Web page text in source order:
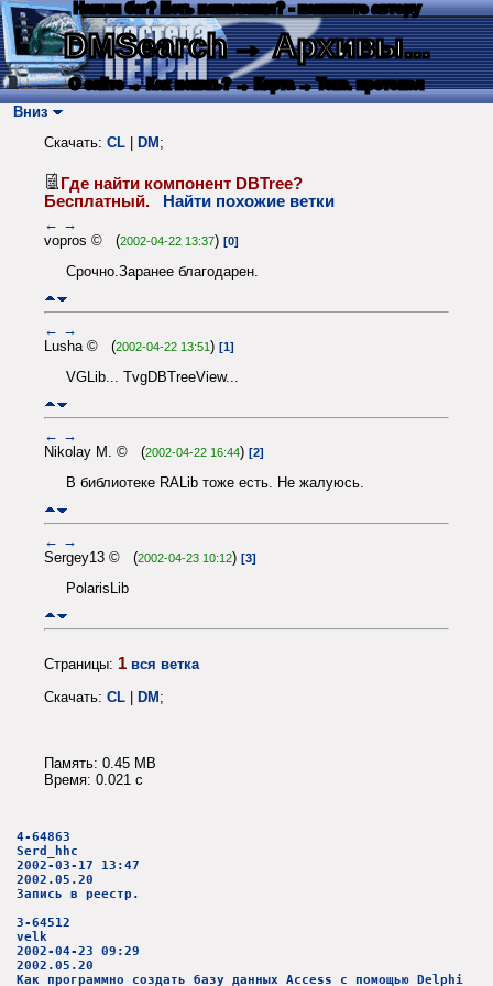
Нашли баг? Есть пожелания? - напишите автору
DMSearch→ Архивы...
О сайте → Как искать? → Карта → Текс. протокол
Вниз
Скачать: CL DM ;
Где найти компонент DBTree?
Бесплатный.
Найти похожие ветки
← →
vopros © (2002-04-22 13:37) [0]
Срочно.Заранее благодарен.
← →
Lusha © (2002-04-22 13:51) [1]
VGLib... TvgDBTreeView...
← →
Nikolay M. © (2002-04-22 16:44) [2]
В библиотеке RALib тоже есть. Не жалуюсь.
← →
Sergey13 © (2002-04-23 10:12) [3]
PolarisLib
Страницы: 1 вся ветка
Скачать: CL | DM;
Память: 0.45 MB
Время: 0.021 c
4-64863
Serd_hhc
2002-03-17 13:47
2002.05.20
Запись в реестр.
3-64512
velk
2002-04-23 09:29
2002.05.20
Как программно создать базу данных Access с помощью Delphi